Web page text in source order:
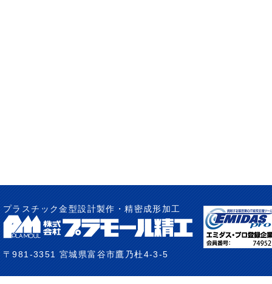
プラスチック金型設計製作・精密成形加工
〒981-3351 宮城県富谷市鷹乃杜4-3-5